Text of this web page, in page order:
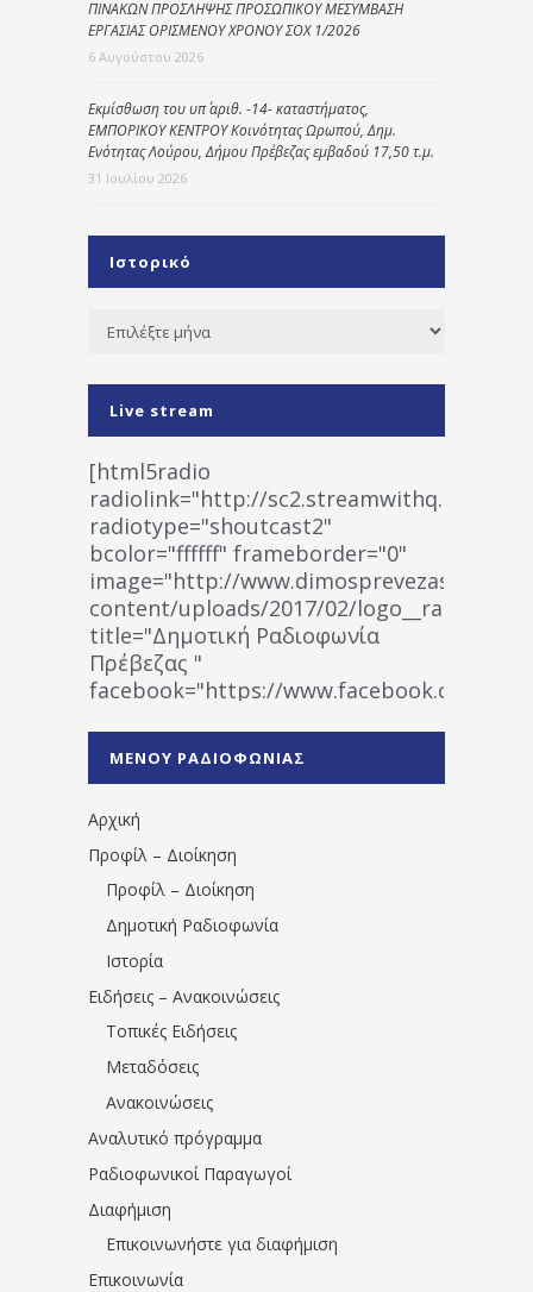
ΠΙΝΑΚΩΝ ΠΡΟΣΛΗΨΗΣ ΠΡΟΣΩΠΙΚΟΥ ΜΕΣΥΜΒΑΣΗ
ΕΡΓΑΣΙΑΣ ΟΡΙΣΜΕΝΟΥ ΧΡΟΝΟΥ ΣΟΧ 1/2026
6 Αυγούστου 2026
Εκμίσθωση του υπ΄ αριθ. -14- καταστήματος,
ΕΜΠΟΡΙΚΟΥ ΚΕΝΤΡΟΥ Κοινότητας Ωρωπού, Δημ.
Ενότητας Λούρου, Δήμου Πρέβεζας εμβαδού 17,50 τ.μ.
31 Ιουλίου 2026
Ιστορικό
Ιστορικό
Live stream
[html5radio
radiolink="http://
radiotype="shoutcast2"
bcolor="ffffff" frameborder="0"
image="http://www.dimosprevezas.gr/wp-
content/uploads/2017/02/
title="Δημοτική Ραδιοφωνία
Πρέβεζας "
facebook="https://www.facebook.com/
1531194763766854/" artist="" ]
ΜΕΝΟΥ ΡΑΔΙΟΦΩΝΙΑΣ
Αρχική
Προφίλ – Διοίκηση
Προφίλ – Διοίκηση
Δημοτική Ραδιοφωνία
Ιστορία
Ειδήσεις – Ανακοινώσεις
Τοπικές Ειδήσεις
Μεταδόσεις
Ανακοινώσεις
Αναλυτικό πρόγραμμα
Ραδιοφωνικοί Παραγωγοί
Διαφήμιση
Επικοινωνήστε για διαφήμιση
Επικοινωνία